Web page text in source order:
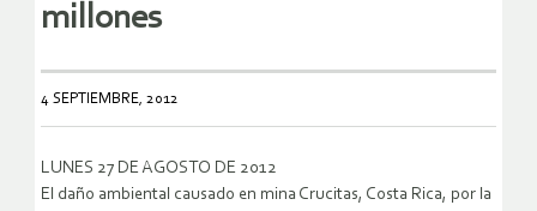
millones
4 SEPTIEMBRE, 2012
LUNES 27 DE AGOSTO DE 2012
El daño ambiental causado en mina Crucitas, Costa Rica, por la